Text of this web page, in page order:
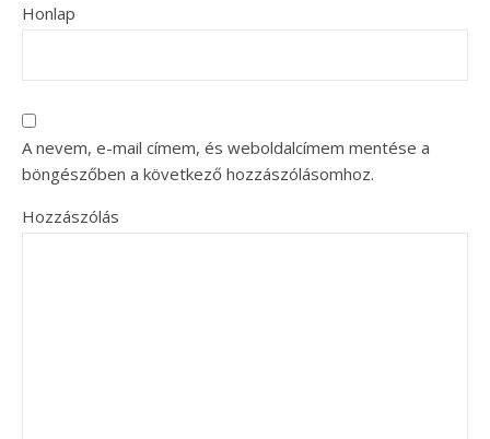
Honlap
A nevem, e-mail címem, és weboldalcímem mentése a
böngészőben a következő hozzászólásomhoz.
Hozzászólás